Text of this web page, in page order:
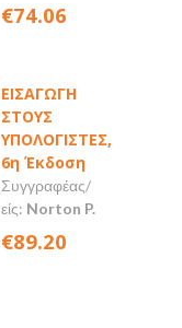
€74.06
ΕΙΣΑΓΩΓΗ
ΣΤΟΥΣ
ΥΠΟΛΟΓΙΣΤΕΣ,
6η Έκδοση
Συγγραφέας/
είς: Norton P.
€89.20